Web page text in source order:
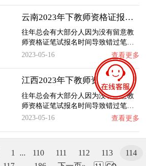
云南2023年下教师资格证报名时间、入口及流程…
往年总会有大部分人因为没有留意教
师资格证笔试报名时间导致错过笔…
2023-05-16
查看更多
江西2023年下教师资格证报名时间、入口及流程…
往年总会有大部分人因为没有留意教
师资格证笔试报名时间导致错过笔…
2023-05-16
查看更多
1 ... 110 111 112 113
114